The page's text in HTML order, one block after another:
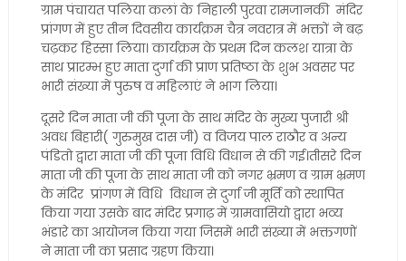
ग्राम पंचायत पलिया कलां के निहाली पुरवा रामजानकी मंदिर
प्रांगण में हुए तीन दिवसीय कार्यक्रम चैत्र नवरात्र में भक्तों ने बढ़
चढ़कर हिस्सा लिया। कार्यक्रम के प्रथम दिन कलश यात्रा के
साथ प्रारम्भ हुए माता दुर्गा की प्राण प्रतिष्ठा के शुभ अवसर पर
भारी संख्या में पुरुष व महिलाएं ने भाग लिया।
दूसरे दिन माता जी की पूजा के साथ मंदिर के मुख्य पुजारी श्री
अवध बिहारी( गुरुमुख दास जी) व विजय पाल राठौर व अन्य
पंडितो द्वारा माता जी की पूजा विधि विधान से की गई।तीसरे दिन
माता जी की पूजा के साथ माता जी को नगर भ्रमण व ग्राम भ्रमण
के मंदिर प्रांगण में विधि विधान से दुर्गा जी मूर्ति को स्थापित
किया गया उसके बाद मंदिर प्रगाढ़ में ग्रामवासियो द्वारा भव्य
भंडारे का आयोजन किया गया जिसमें भारी संख्या में भक्तगणों
ने माता जी का प्रसाद ग्रहण किया।